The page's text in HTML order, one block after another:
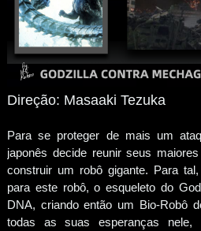
Direção: Masaaki Tezuka
Para se proteger de mais um
japonês decide reunir seus
construir um robô gigante. Para
para este robô, o esqueleto do
DNA, criando então um Bio-Robô
todas as suas esperanças nele,